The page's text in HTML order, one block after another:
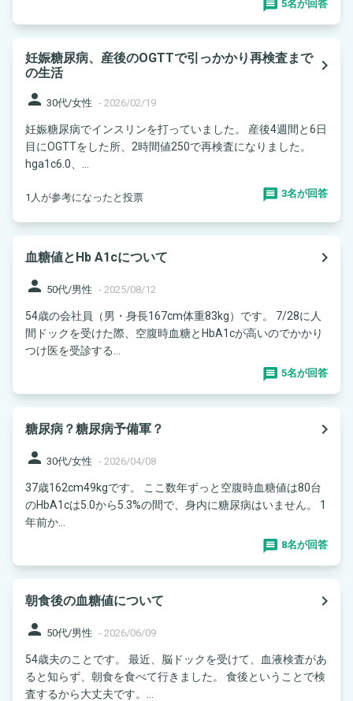
5名が回答
妊娠糖尿病、産後のOGTTで引っかかり再検査まで
の生活
navigate_next
person 30代/女性 - 2026/02/19
妊娠糖尿病でインスリンを打っていました。 産後4週間と6日
目にOGTTをした所、2時間値250で再検査になりました。
hga1c6.0、...
1人が参考になったと投票 3名が回答
血糖値とHb A1cについて
navigate_next
person 50代/男性 - 2025/08/12
54歳の会社員（男・身長167cm体重83kg）です。 7/28に人
間ドックを受けた際、空腹時血糖とHbA1cが高いのでかかり
つけ医を受診する...
5名が回答
糖尿病？糖尿病予備軍？
navigate_next
person 30代/女性 - 2026/04/08
37歳162cm49kgです。 ここ数年ずっと空腹時血糖値は80台
のHbA1cは5.0から5.3%の間で、身内に糖尿病はいません。 1
年前か...
8名が回答
朝食後の血糖値について
navigate_next
person 50代/男性 - 2026/06/09
54歳夫のことです。 最近、脳ドックを受けて、血液検査があ
ると知らず、朝食を食べて行きました。 食後ということで検
査するから大丈夫です。...